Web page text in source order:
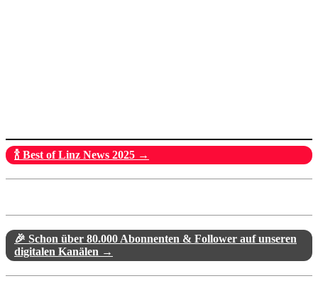
🍾 Best of Linz News 2025 →
🎉 Schon über 80.000 Abonnenten & Follower auf unseren
digitalen Kanälen →